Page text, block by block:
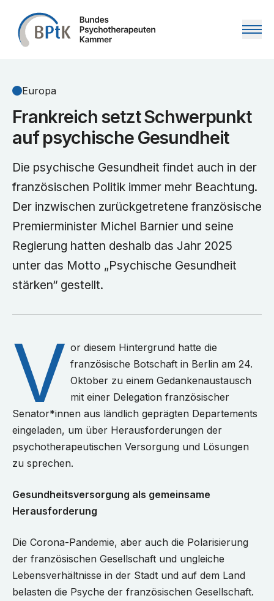
Zum Inhalt springen
Europa
Frankreich setzt Schwerpunkt
auf psychische Gesundheit
Die psychische Gesundheit findet auch in der
französischen Politik immer mehr Beachtung.
Der inzwischen zurückgetretene französische
Premierminister Michel Barnier und seine
Regierung hatten deshalb das Jahr 2025
unter das Motto „Psychische Gesundheit
stärken“ gestellt.
V or diesem Hintergrund hatte die
französische Botschaft in Berlin am 24.
Oktober zu einem Gedankenaustausch
mit einer Delegation französischer
Senator*innen aus ländlich geprägten Departements
eingeladen, um über Herausforderungen der
psychotherapeutischen Versorgung und Lösungen
zu sprechen.
Gesundheitsversorgung als gemeinsame
Herausforderung
Die Corona-Pandemie, aber auch die Polarisierung
der französischen Gesellschaft und ungleiche
Lebensverhältnisse in der Stadt und auf dem Land
belasten die Psyche der französischen Gesellschaft.